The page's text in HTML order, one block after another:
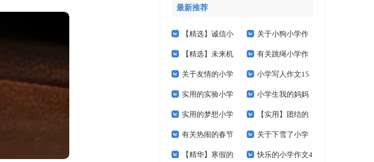
最新推荐
【精选】诚信小
学作文3篇
关于小狗小学作
文锦集九篇
【精选】未来机
器人小学作文4篇
有关跳绳小学作
文300字10篇
关于友情的小学
作文合集十篇
小学写人作文15
篇
实用的实验小学
的作文400字四篇
小学生我的妈妈
作文
实用的梦想小学
作文300字3篇
【实用】团结的
小学作文300字4篇
有关热闹的春节
小学作文十篇
关于下雪了小学
作文400字八篇
【精华】寒假的 快乐的小学作文4